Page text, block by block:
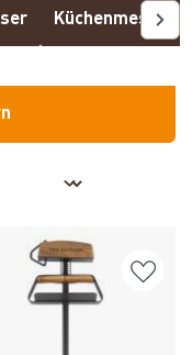
Küchenmesser-